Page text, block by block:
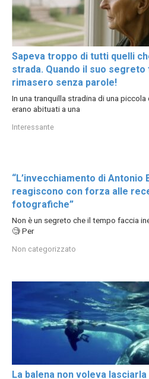
Sapeva troppo di tutti quelli
strada. Quando il suo
rimasero senza parole!
In una tranquilla stradina di una
erano abituati a una
Interessante
“L’invecchiamento di Antonio
reagiscono con forza alle
fotografiche”
Non è un segreto che il tempo faccia
🧐 Per
Non categorizzato
La balena non voleva